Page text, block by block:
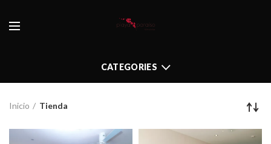
CATEGORIES
Inicio Tienda